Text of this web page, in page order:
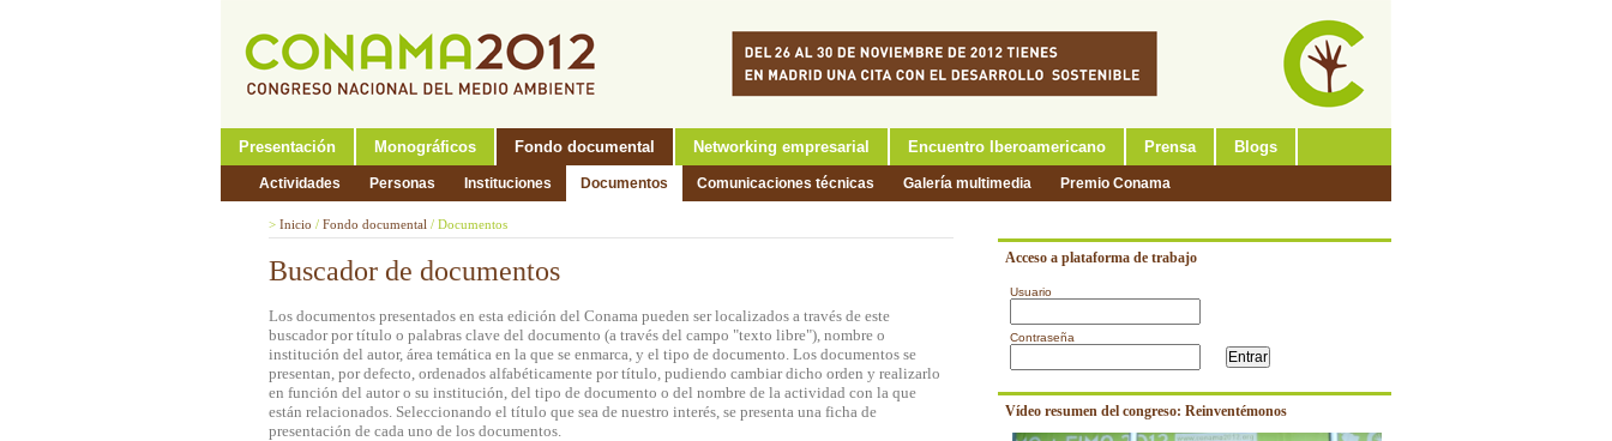
Presentación Monográficos Fondo documental Networking empresarial Encuentro Iberoamericano Prensa Blogs
Actividades Personas Instituciones Documentos Comunicaciones técnicas Galería multimedia Premio Conama
Acceso a plataforma de trabajo
Usuario
Contraseña
Vídeo resumen del congreso: Reinventémonos
> Inicio / Fondo documental / Documentos
Buscador de documentos
Los documentos presentados en esta edición del Conama pueden ser localizados a través de este
buscador por título o palabras clave del documento (a través del campo "texto libre"), nombre o
institución del autor, área temática en la que se enmarca, y el tipo de documento. Los documentos se
presentan, por defecto, ordenados alfabéticamente por título, pudiendo cambiar dicho orden y realizarlo
en función del autor o su institución, del tipo de documento o del nombre de la actividad con la que
están relacionados. Seleccionando el título que sea de nuestro interés, se presenta una ficha de
presentación de cada uno de los documentos.